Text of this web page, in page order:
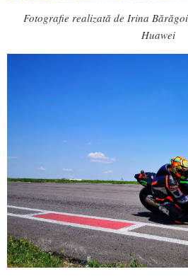
Fotografie realizată de Irina
Huawei